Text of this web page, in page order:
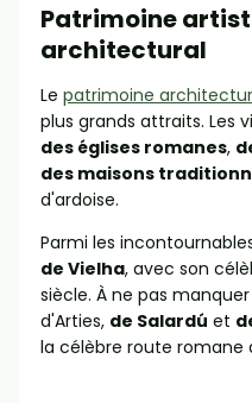
Patrimoine
architectural
Le patrimoine
plus grands attraits. Les
des églises romanes,
des maisons
d'ardoise.
Parmi les
de Vielha, avec son
siècle. À ne pas
d'Arties, de Salardú et
la célèbre route romane